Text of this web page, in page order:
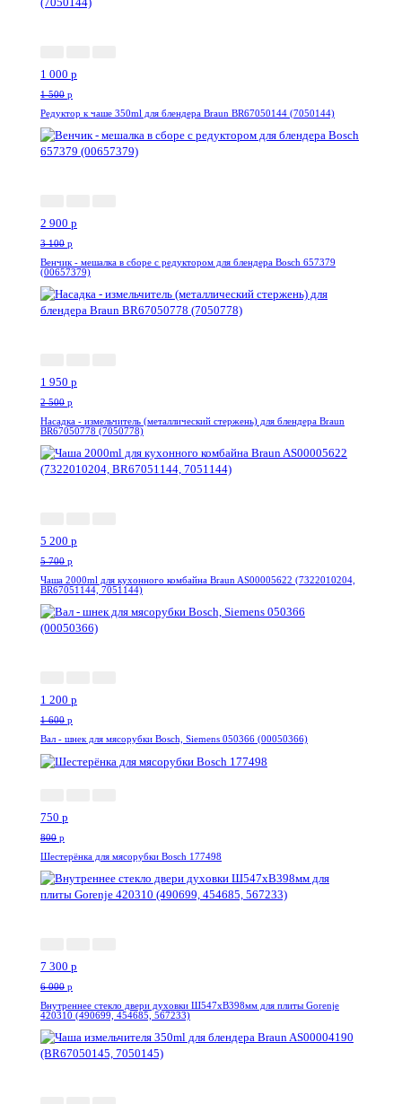
1 000 p
1 500 p
Редуктор к чаше 350ml для блендера Braun BR67050144 (7050144)
2 900 p
3 100 p
Венчик - мешалка в сборе с редуктором для блендера Bosch 657379
(00657379)
1 950 p
2 500 p
Насадка - измельчитель (металлический стержень) для блендера Braun
BR67050778 (7050778)
5 200 p
5 700 p
Чаша 2000ml для кухонного комбайна Braun AS00005622 (7322010204,
BR67051144, 7051144)
1 200 p
1 600 p
Вал - шнек для мясорубки Bosch, Siemens 050366 (00050366)
750 p
800 p
Шестерёнка для мясорубки Bosch 177498
7 300 p
6 000 p
Внутреннее стекло двери духовки Ш547хВ398мм для плиты Gorenje
420310 (490699, 454685, 567233)